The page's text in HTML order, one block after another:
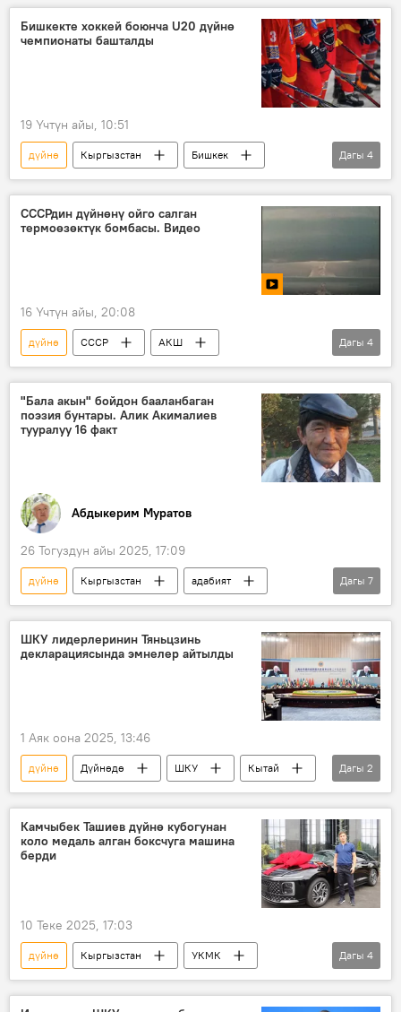
Бишкекте хоккей боюнча U20 дүйнө
чемпионаты башталды
19 Үчтүн айы, 10:51
дүйнө Кыргызстан
Бишкек
Спорт
хоккей
чемпионат
беттеш
Дагы 4
СССРдин дүйнөнү ойго салган
термоөзөктүк бомбасы. Видео
16 Үчтүн айы, 20:08
дүйнө СССР
АКШ
термоөзөктүк бомба
курал
Никита Хрущев
Видео
Дагы 4
"Бала акын" бойдон бааланбаган
поэзия бунтары. Алик Акималиев
тууралуу 16 факт
Абдыкерим Муратов
26 Тогуздун айы 2025, 17:09
дүйнө Кыргызстан
адабият
ыр
поэзия
тагдыр
жашоо
жыйнак
Алик Акималиев
Кыргыздын көркөм өнөрү, белгилүү инсандары жөнүндө фактылар
Дагы 7
ШКУ лидерлеринин Тяньцзинь
декларациясында эмнелер айтылды
1 Аяк оона 2025, 13:46
дүйнө Дүйнөдө ШКУ
Кытай
саммит
декларация
Дагы 2
Камчыбек Ташиев дүйнө кубогунан
коло медаль алган боксчуга машина
берди
10 Теке 2025, 17:03
дүйнө Кыргызстан
УКМК
Камчыбек Ташиев
Спорт
бокс
Дагы 4